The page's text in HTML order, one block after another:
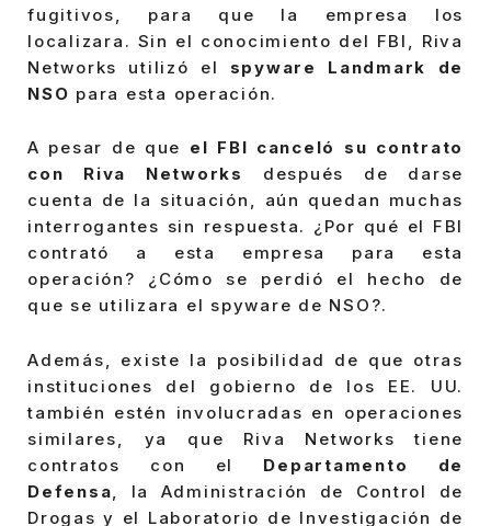
fugitivos, para que la empresa los
localizara. Sin el conocimiento del FBI, Riva
Networks utilizó el spyware Landmark de
NSO para esta operación.
A pesar de que el FBI canceló su contrato
con Riva Networks
después de darse
cuenta de la situación, aún quedan muchas
interrogantes sin respuesta. ¿Por qué el FBI
contrató a esta empresa para esta
operación? ¿Cómo se perdió el hecho de
que se utilizara el spyware de NSO?.
Además, existe la posibilidad de que otras
instituciones del gobierno de los EE. UU.
también estén involucradas en operaciones
similares, ya que Riva Networks tiene
contratos con el Departamento de
Defensa , la Administración de Control de
Drogas y el Laboratorio de Investigación de